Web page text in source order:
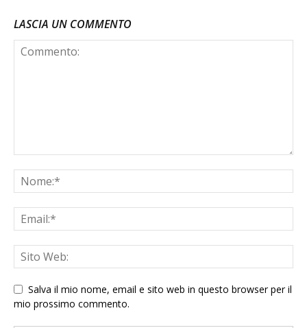
LASCIA UN COMMENTO
Salva il mio nome, email e sito web in questo browser per il
mio prossimo commento.